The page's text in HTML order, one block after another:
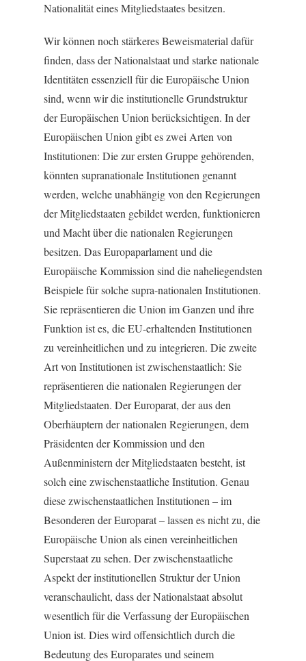
Nationalität eines Mitgliedstaates besitzen.
Wir können noch stärkeres Beweismaterial dafür
finden, dass der Nationalstaat und starke nationale
Identitäten essenziell für die Europäische Union
sind, wenn wir die institutionelle Grundstruktur
der Europäischen Union berücksichtigen. In der
Europäischen Union gibt es zwei Arten von
Institutionen: Die zur ersten Gruppe gehörenden,
könnten supranationale Institutionen genannt
werden, welche unabhängig von den Regierungen
der Mitgliedstaaten gebildet werden, funktionieren
und Macht über die nationalen Regierungen
besitzen. Das Europaparlament und die
Europäische Kommission sind die naheliegendsten
Beispiele für solche supra-nationalen Institutionen.
Sie repräsentieren die Union im Ganzen und ihre
Funktion ist es, die EU-erhaltenden Institutionen
zu vereinheitlichen und zu integrieren. Die zweite
Art von Institutionen ist zwischenstaatlich: Sie
repräsentieren die nationalen Regierungen der
Mitgliedstaaten. Der Europarat, der aus den
Oberhäuptern der nationalen Regierungen, dem
Präsidenten der Kommission und den
Außenministern der Mitgliedstaaten besteht, ist
solch eine zwischenstaatliche Institution. Genau
diese zwischenstaatlichen Institutionen – im
Besonderen der Europarat – lassen es nicht zu, die
Europäische Union als einen vereinheitlichen
Superstaat zu sehen. Der zwischenstaatliche
Aspekt der institutionellen Struktur der Union
veranschaulicht, dass der Nationalstaat absolut
wesentlich für die Verfassung der Europäischen
Union ist. Dies wird offensichtlich durch die
Bedeutung des Europarates und seinem